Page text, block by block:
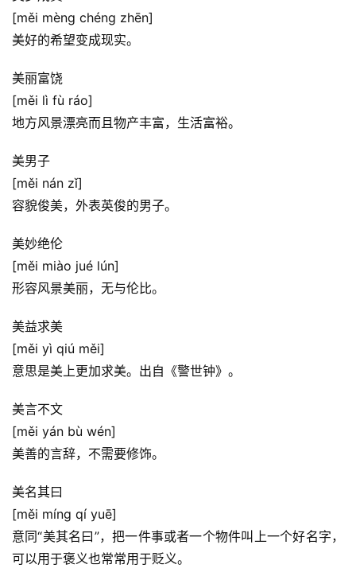
[měi mèng chéng zhēn]
美好的希望变成现实。
美丽富饶
[měi lì fù ráo]
地方风景漂亮而且物产丰富，生活富裕。
美男子
[měi nán zǐ]
容貌俊美，外表英俊的男子。
美妙绝伦
[měi miào jué lún]
形容风景美丽，无与伦比。
美益求美
[měi yì qiú měi]
意思是美上更加求美。出自《警世钟》。
美言不文
[měi yán bù wén]
美善的言辞，不需要修饰。
美名其曰
[měi míng qí yuē]
意同“美其名曰”，把一件事或者一个物件叫上一个好名字，
可以用于褒义也常常用于贬义。